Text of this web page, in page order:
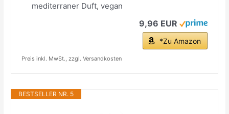
mediterraner Duft, vegan
9,96 EUR
*Zu Amazon
Preis inkl. MwSt., zzgl. Versandkosten
BESTSELLER NR. 5